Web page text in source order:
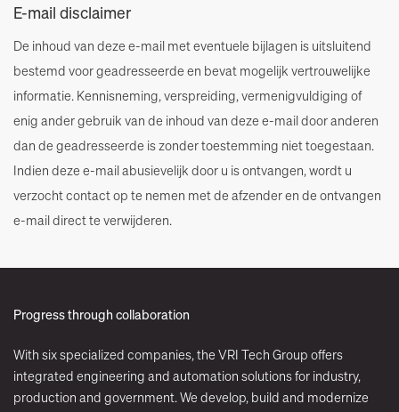
E-mail disclaimer
De inhoud van deze e-mail met eventuele bijlagen is uitsluitend
bestemd voor geadresseerde en bevat mogelijk vertrouwelijke
informatie. Kennisneming, verspreiding, vermenigvuldiging of
enig ander gebruik van de inhoud van deze e-mail door anderen
dan de geadresseerde is zonder toestemming niet toegestaan.
Indien deze e-mail abusievelijk door u is ontvangen, wordt u
verzocht contact op te nemen met de afzender en de ontvangen
e-mail direct te verwijderen.
With six specialized companies, the VRI Tech Group offers
integrated engineering and automation solutions for industry,
production and government. We develop, build and modernize
Progress through collaboration